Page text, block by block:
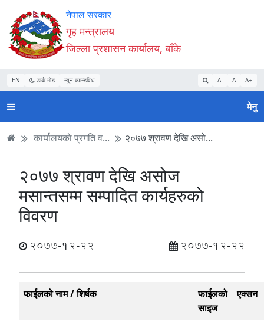
Accessibility
Mode
सुरु
गर्नुहोस्
सामाग्री
पढ्नुहाेस्
नेभिगेसन
पढ्नुहाेस्
वेबसाइट
खोजमा
जानुहोस्
नेपाल सरकार
गृह मन्त्रालय
जिल्ला प्रशासन कार्यालय, बाँके
EN डार्क मोड न्यून व्यान्डविथ A- A A+
मेनु
कार्यालयकाे प्रगति व... २०७७ श्रावण देखि असो...
२०७७ श्रावण देखि असोज
मसान्तसम्म सम्पादित कार्यहरुको
विवरण
2077-12-22 2077-12-22
फाईलको नाम / शिर्षक
फाईलको
साइज
एक्सन